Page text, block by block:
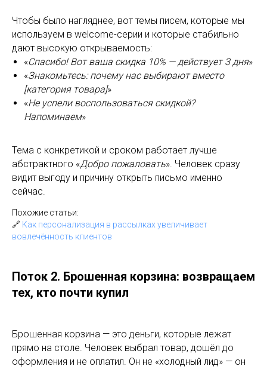
Чтобы было нагляднее, вот темы писем, которые мы
используем в welcome-серии и которые стабильно
дают высокую открываемость:
«Спасибо! Вот ваша скидка 10% — действует 3 дня»
«Знакомьтесь: почему нас выбирают вместо
[категория товара]»
«Не успели воспользоваться скидкой?
Напоминаем»
Тема с конкретикой и сроком работает лучше
абстрактного «Добро пожаловать». Человек сразу
видит выгоду и причину открыть письмо именно
сейчас.
Похожие статьи:
🔗 Как персонализация в рассылках увеличивает
вовлечённость клиентов
Поток 2. Брошенная корзина: возвращаем
тех, кто почти купил
Брошенная корзина — это деньги, которые лежат
прямо на столе. Человек выбрал товар, дошёл до
оформления и не оплатил. Он не «холодный лид» — он